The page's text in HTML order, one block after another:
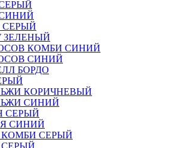
СЕРЫЙ
ЗЕЛЕНЫЙ
КОМБИ СИНИЙ
СИНИЙ
БОРДО
КОРИЧНЕВЫЙ
СИНИЙ
СЕРЫЙ
СИНИЙ
КОМБИ СЕРЫЙ